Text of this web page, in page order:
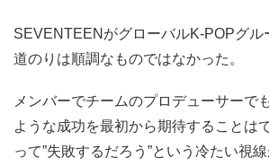
SEVENTEENがグローバルK-POPグル
道のりは順調なものではなかった。
メンバーでチームのプロデューサーで
ような成功を最初から期待することは
って”失敗するだろう”という冷たい視